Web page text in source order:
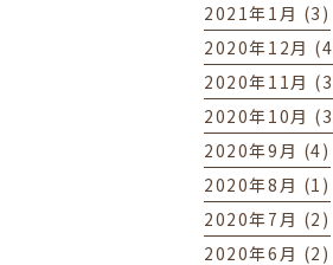
2021年1月 (3)
2020年12月
2020年11月
2020年10月
2020年9月 (4)
2020年8月 (1)
2020年7月 (2)
2020年6月 (2)